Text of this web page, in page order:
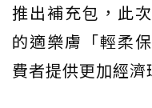
推出補充包，此
的適樂膚「輕柔
費者提供更加經濟